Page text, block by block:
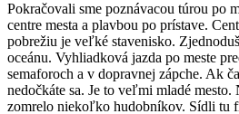
Pokračovali sme poznávacou túrou po
centre mesta a plavbou po prístave.
pobrežiu je veľké stavenisko.
oceánu. Vyhliadková jazda po meste
semaforoch a v dopravnej zápche. Ak
nedočkáte sa. Je to veľmi mladé mesto.
zomrelo niekoľko hudobníkov. Sídli tu